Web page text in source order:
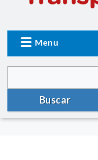
Menu
Buscar